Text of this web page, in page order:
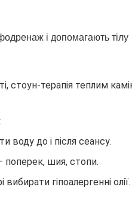
і допомагають тілу
стоун-терапія теплим
воду до і після сеансу.
поперек, шия, стопи.
гіпоалергенні олії.